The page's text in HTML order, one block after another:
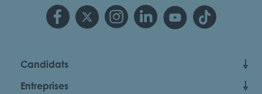
Candidats
Entreprises